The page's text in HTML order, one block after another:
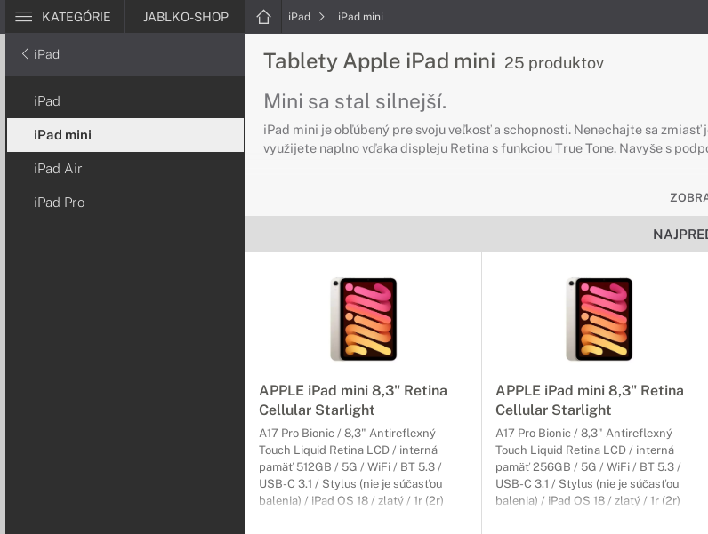
KATEGÓRIE JABLKO-SHOP iPad iPad mini
iPad
iPad
iPad mini
iPad Air
iPad Pro
Tablety Apple iPad mini 25 produktov
Mini sa stal silnejší.
iPad mini je obľúbený pre svoju veľkosť a schopnosti. Nenechajte sa
využijete naplno vďaka displeju Retina s funkciou True Tone. Navyše s
APPLE iPad mini 8,3" Retina
Cellular Starlight
A17 Pro Bionic / 8,3" Antireflexný
Touch Liquid Retina LCD / interná
pamäť 512GB / 5G / WiFi / BT 5.3 /
USB-C 3.1 / Stylus (nie je súčasťou
balenia) / iPad OS 18 / zlatý / 1r (2r)
APPLE iPad mini 8,3" Retina
Cellular Starlight
A17 Pro Bionic / 8,3" Antireflexný
Touch Liquid Retina LCD / interná
pamäť 256GB / 5G / WiFi / BT 5.3 /
USB-C 3.1 / Stylus (nie je súčasťou
balenia) / iPad OS 18 / zlatý / 1r (2r)